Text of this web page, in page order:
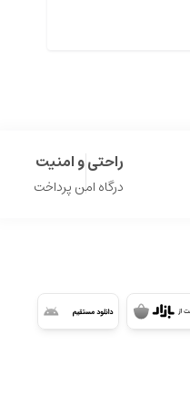
راحتی و امنیت
درگاه امن پرداخت